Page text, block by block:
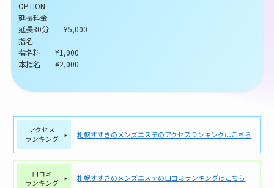
OPTION
延長料金
延長30分 ¥5,000
指名
指名料 ¥1,000
本指名 ¥2,000
アクセス
ランキング
札幌すすきのメンズエステのアクセスランキングはこちら
口コミ
ランキング
札幌すすきのメンズエステの口コミランキングはこちら